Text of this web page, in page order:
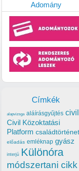
Adomány
Címkék
alapvizsga aláírásgyűjtés civil
Civil Közoktatási
Platform családtörténet
előadás emléknap gyász
interjú Különóra
módszertani cikk